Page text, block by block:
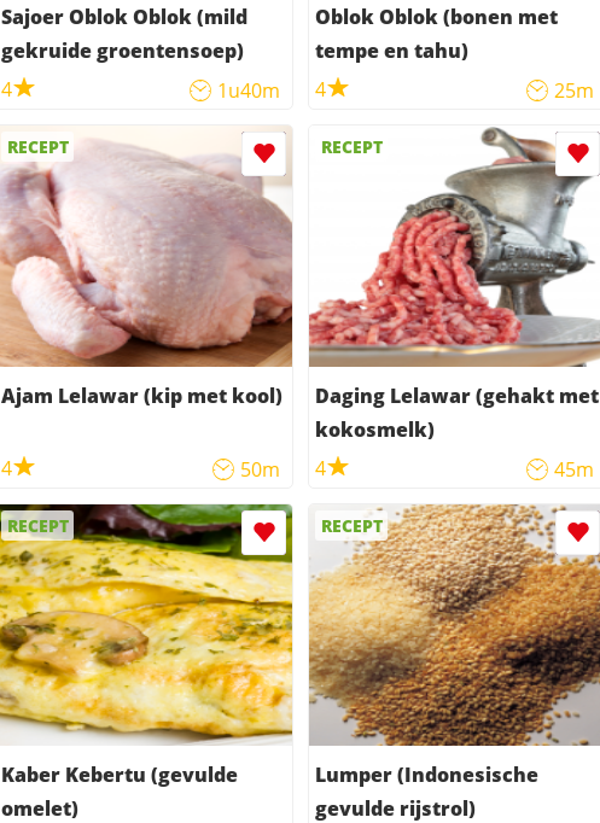
Sajoer Oblok Oblok (mild
gekruide groentensoep)
4
1u40m
Oblok Oblok (bonen met
tempe en tahu)
4
25m
RECEPT
Ajam Lelawar (kip met kool)
4 50m
RECEPT
Daging Lelawar (gehakt met
kokosmelk)
4
45m
RECEPT
Kaber Kebertu (gevulde
omelet)
RECEPT
Lumper (Indonesische
gevulde rijstrol)